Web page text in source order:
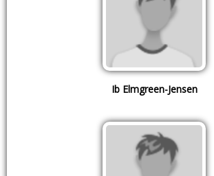
Ib Elmgreen-Jensen